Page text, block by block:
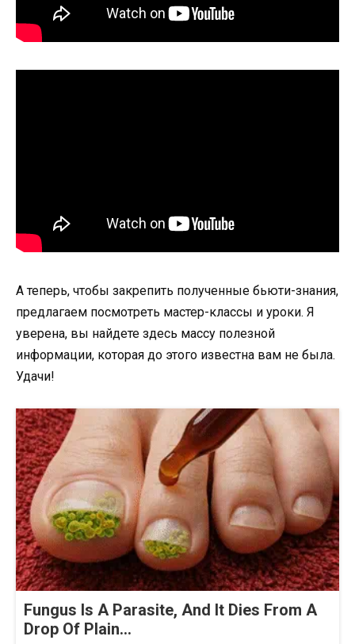
А теперь, чтобы закрепить полученные бьюти-знания,
предлагаем посмотреть мастер-классы и уроки. Я
уверена, вы найдете здесь массу полезной
информации, которая до этого известна вам не была.
Удачи!
Fungus Is A Parasite, And It Dies From A
Drop Of Plain...